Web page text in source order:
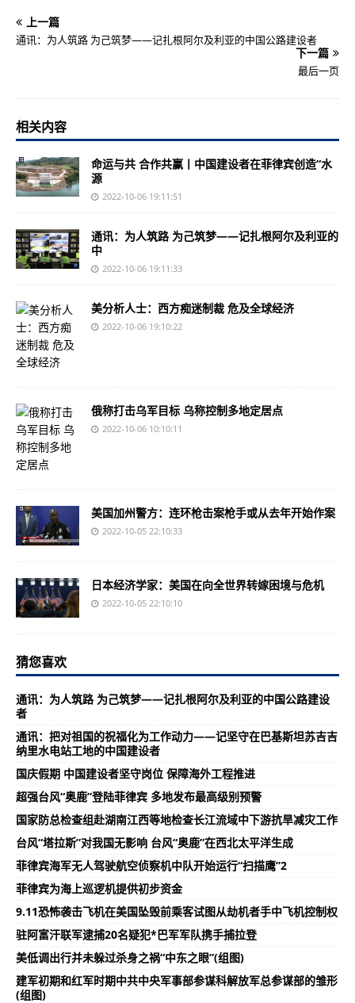
上一篇
通讯：为人筑路 为己筑梦——记扎根阿尔及利亚的中国公路建设者
下一篇
最后一页
相关内容
命运与共 合作共赢丨中国建设者在菲律宾创造“水
源
2022-10-06 19:11:51
通讯：为人筑路 为己筑梦——记扎根阿尔及利亚的
中
2022-10-06 19:11:33
美分析人士：西方痴迷制裁 危及全球经济
2022-10-06 19:10:22
俄称打击乌军目标 乌称控制多地定居点
2022-10-06 10:10:11
美国加州警方：连环枪击案枪手或从去年开始作案
2022-10-05 22:10:33
日本经济学家：美国在向全世界转嫁困境与危机
2022-10-05 22:10:10
猜您喜欢
通讯：为人筑路 为己筑梦——记扎根阿尔及利亚的中国公路建设
者
通讯：把对祖国的祝福化为工作动力——记坚守在巴基斯坦苏吉吉
纳里水电站工地的中国建设者
国庆假期 中国建设者坚守岗位 保障海外工程推进
超强台风“奥鹿”登陆菲律宾 多地发布最高级别预警
国家防总检查组赴湖南江西等地检查长江流域中下游抗旱减灾工作
台风“塔拉斯”对我国无影响 台风“奥鹿”在西北太平洋生成
菲律宾海军无人驾驶航空侦察机中队开始运行“扫描鹰”2
菲律宾为海上巡逻机提供初步资金
9.11恐怖袭击飞机在美国坠毁前乘客试图从劫机者手中飞机控制权
驻阿富汗联军逮捕20名疑犯*巴军军队携手捕拉登
美低调出行并未躲过杀身之祸“中东之眼”(组图)
建军初期和红军时期中共中央军事部参谋科解放军总参谋部的雏形
(组图)